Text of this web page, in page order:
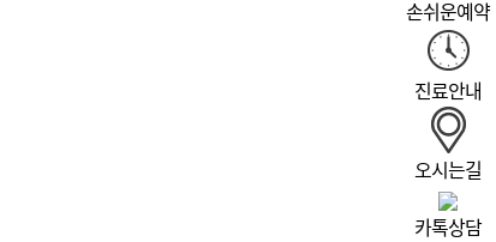
손쉬운예약
진료안내
오시는길
카톡상담